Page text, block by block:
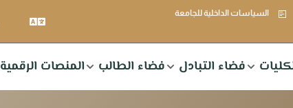
السياسات الداخلية للجامعة
فضاء التبادل فضاء الطالب المنصات الرقمية